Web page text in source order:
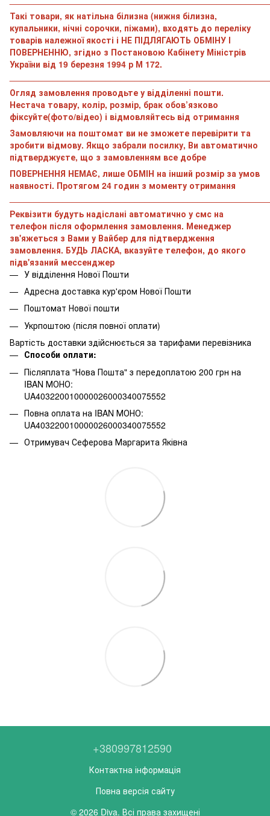
Такі товари, як натільна білизна (нижня білизна,
купальники, нічні сорочки, піжами), входять до переліку
товарів належної якості і НЕ ПІДЛЯГАЮТЬ ОБМІНУ І
ПОВЕРНЕННЮ, згідно з Постановою Кабінету Міністрів
України від 19 березня 1994 р М 172.
Огляд замовлення проводьте у відділенні пошти.
Нестача товару, колір, розмір, брак обов’язково
фіксуйте(фото/відео) і відмовляйтесь від отримання
Замовляючи на поштомат ви не зможете перевірити та
зробити відмову. Якщо забрали посилку, Ви автоматично
підтверджуєте, що з замовленням все добре
ПОВЕРНЕННЯ НЕМАЄ, лише ОБМІН на інший розмір за умов
наявності. Протягом 24 годин з моменту отримання
Реквізити будуть надіслані автоматично у смс на
телефон після оформлення замовлення. Менеджер
зв'яжеться з Вами у Вайбер для підтвердження
замовлення. БУДЬ ЛАСКА, вказуйте телефон, до якого
підв'язаний мессенджер
У відділення Нової Пошти
Адресна доставка кур'єром Нової Пошти
Поштомат Нової пошти
Укрпоштою (після повної оплати)
Вартість доставки здійснюється за тарифами перевізника
Способи оплати:
Післяплата "Нова Пошта" з передоплатою 200 грн на
IBAN МОНО:
UA403220010000026000340075552
Повна оплата на IBAN МОНО:
UA403220010000026000340075552
Отримувач Сеферова Маргарита Яківна
+380997812590
Контактна інформація
Повна версія сайту
© 2026 Diva. Всі права захищені